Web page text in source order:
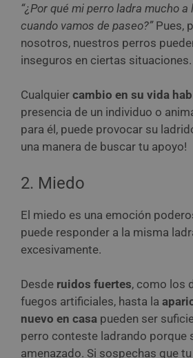
“¿Por qué mi perro ladra mucho
cuando vamos de paseo?” Pues,
nosotros, nuestros perros
inseguros en ciertas situaciones.
Cualquier cambio en su vida
presencia de un individuo o
para él, puede provocar su
una manera de buscar tu apoyo!
2. Miedo
El miedo es una emoción
puede responder a la misma
excesivamente.
Desde ruidos fuertes, como los
fuegos artificiales, hasta la
nuevo en casa pueden ser
perro conteste ladrando porque
amenazado. Si sospechas que